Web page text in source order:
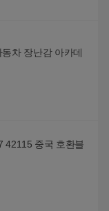
차 장난감 아카데
42115 중국 호환블